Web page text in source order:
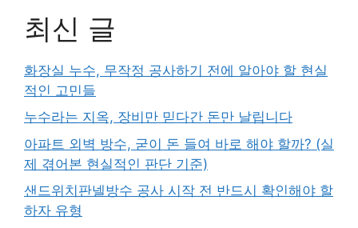
최신 글
화장실 누수, 무작정 공사하기 전에 알아야 할 현실
적인 고민들
누수라는 지옥, 장비만 믿다간 돈만 날립니다
아파트 외벽 방수, 굳이 돈 들여 바로 해야 할까? (실
제 겪어본 현실적인 판단 기준)
샌드위치판넬방수 공사 시작 전 반드시 확인해야 할
하자 유형